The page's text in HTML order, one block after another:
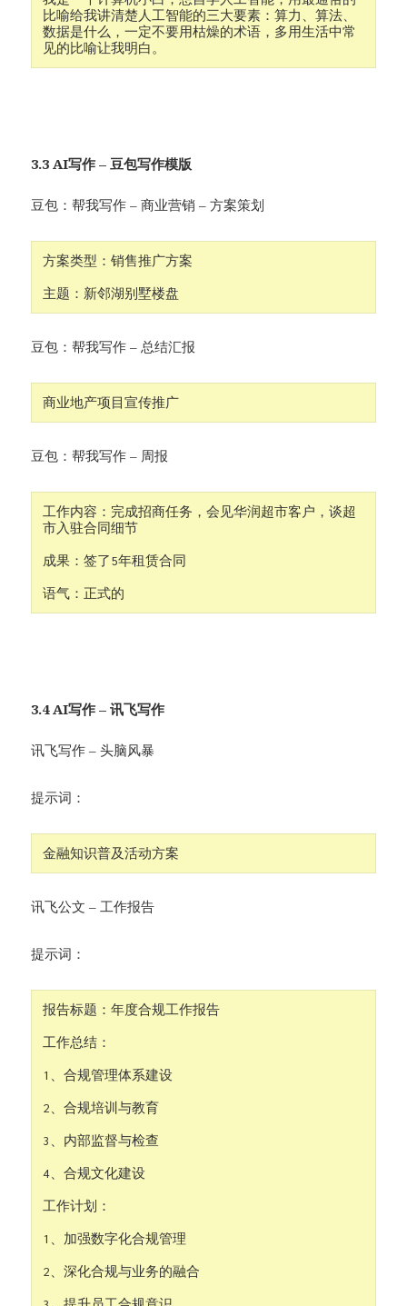
比喻给我讲清楚人工智能的三大要素：算力、算法、
数据是什么，一定不要用枯燥的术语，多用生活中常
见的比喻让我明白。
3.3 AI写作 – 豆包写作模版
豆包：帮我写作 – 商业营销 – 方案策划
方案类型：销售推广方案
主题：新邻湖别墅楼盘
豆包：帮我写作 – 总结汇报
商业地产项目宣传推广
豆包：帮我写作 – 周报
工作内容：完成招商任务，会见华润超市客户，谈超
市入驻合同细节
成果：签了5年租赁合同
语气：正式的
3.4 AI写作 – 讯飞写作
讯飞写作 – 头脑风暴
提示词：
金融知识普及活动方案
讯飞公文 – 工作报告
提示词：
报告标题：年度合规工作报告
工作总结：
1、合规管理体系建设
2、合规培训与教育
3、内部监督与检查
4、合规文化建设
工作计划：
1、加强数字化合规管理
2、深化合规与业务的融合